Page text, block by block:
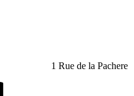
1 Rue de la Pachere